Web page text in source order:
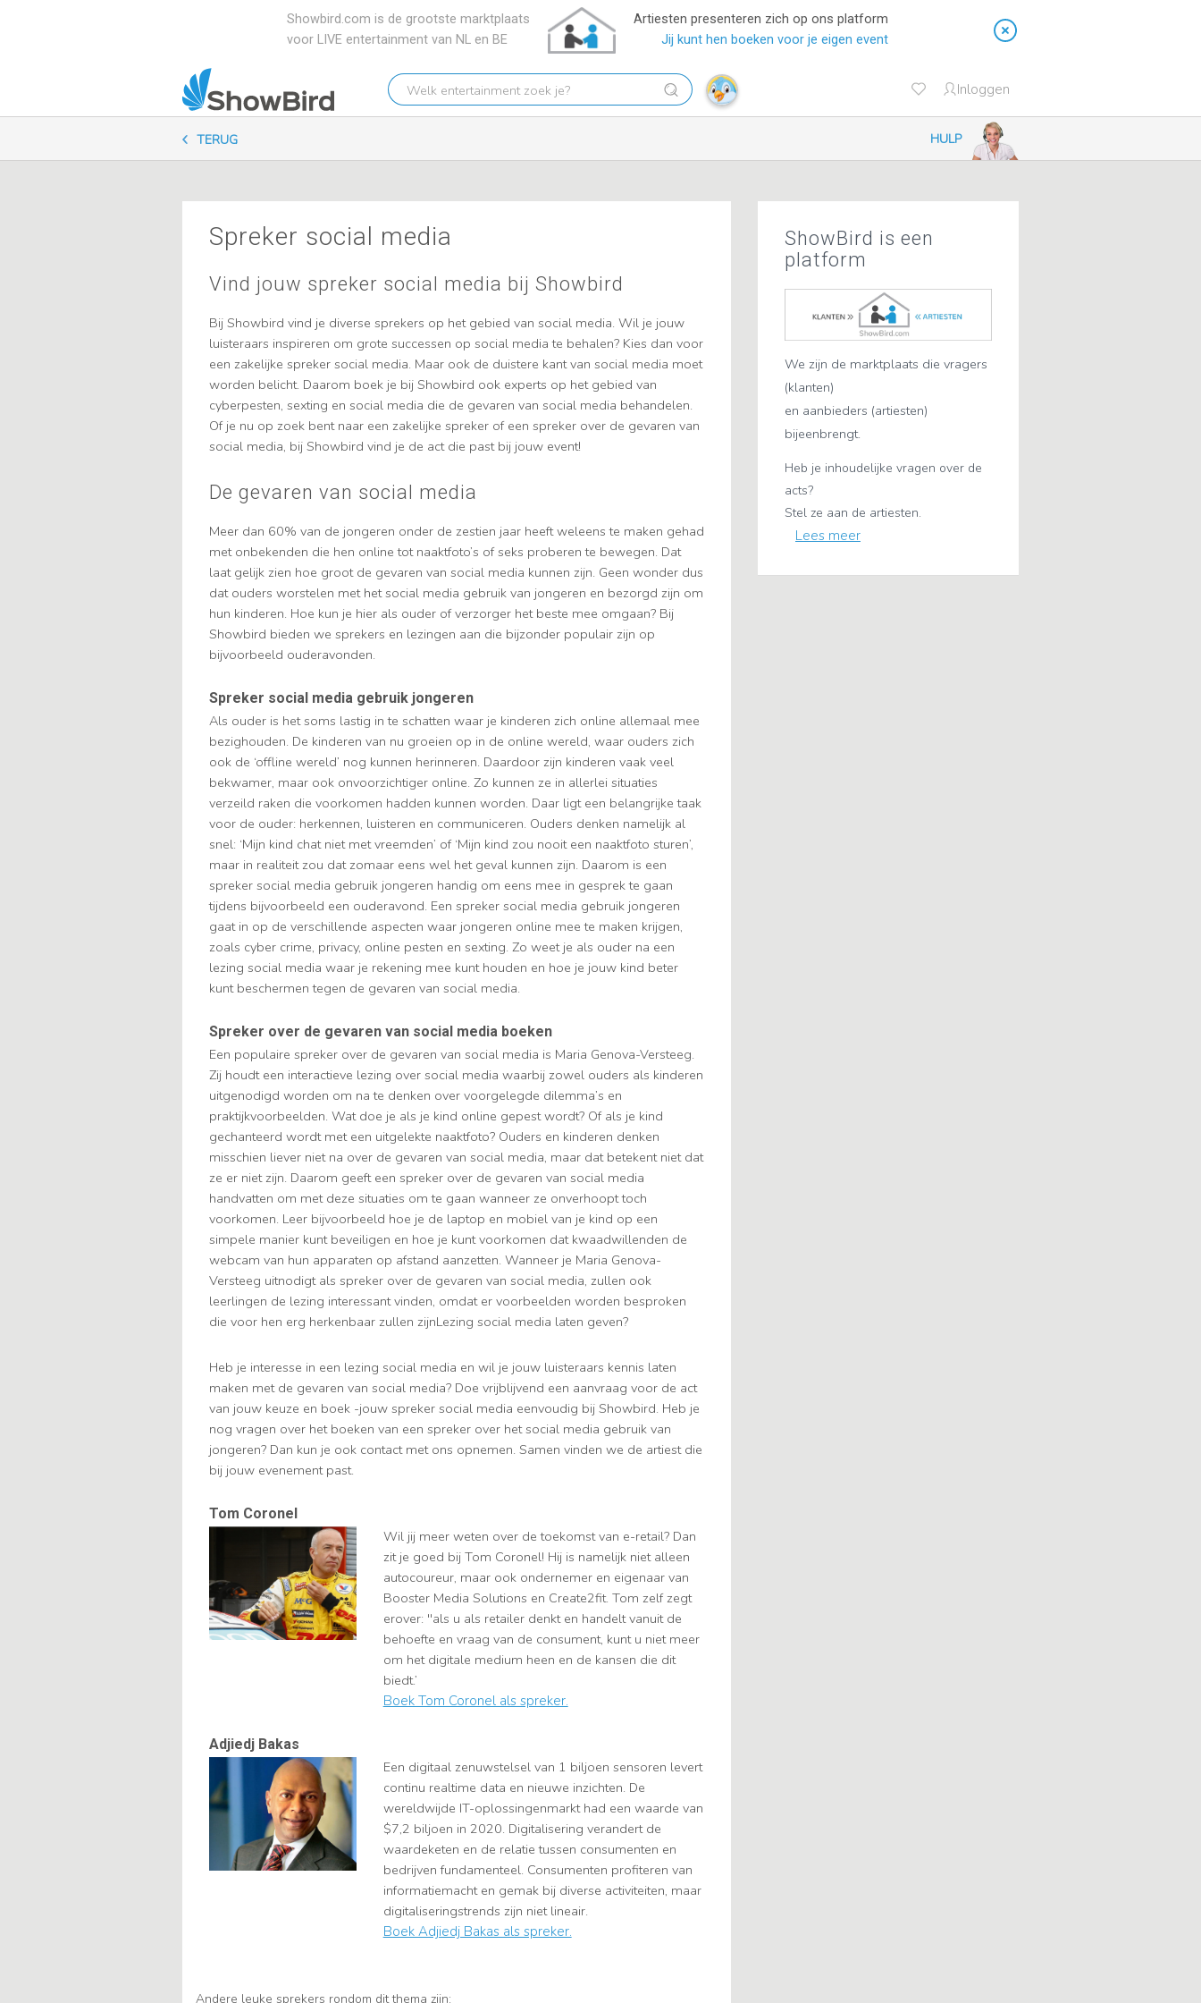
Showbird.com is de grootste marktplaats
voor LIVE entertainment van NL en BE
Artiesten presenteren zich op ons platform
Jij kunt hen boeken voor je eigen event
Welk
entertainment
Inloggen
TERUG HULP
Spreker social media
Vind jouw spreker social media bij Showbird
Bij Showbird vind je diverse sprekers op het gebied van social media. Wil je jouw
luisteraars inspireren om grote successen op social media te behalen? Kies dan voor
een zakelijke spreker social media. Maar ook de duistere kant van social media moet
worden belicht. Daarom boek je bij Showbird ook experts op het gebied van
cyberpesten, sexting en social media die de gevaren van social media behandelen.
Of je nu op zoek bent naar een zakelijke spreker of een spreker over de gevaren van
social media, bij Showbird vind je de act die past bij jouw event!
De gevaren van social media
Meer dan 60% van de jongeren onder de zestien jaar heeft weleens te maken gehad
met onbekenden die hen online tot naaktfoto’s of seks proberen te bewegen. Dat
laat gelijk zien hoe groot de gevaren van social media kunnen zijn. Geen wonder dus
dat ouders worstelen met het social media gebruik van jongeren en bezorgd zijn om
hun kinderen. Hoe kun je hier als ouder of verzorger het beste mee omgaan? Bij
Showbird bieden we sprekers en lezingen aan die bijzonder populair zijn op
bijvoorbeeld ouderavonden.
Spreker social media gebruik jongeren
Als ouder is het soms lastig in te schatten waar je kinderen zich online allemaal mee
bezighouden. De kinderen van nu groeien op in de online wereld, waar ouders zich
ook de ‘offline wereld’ nog kunnen herinneren. Daardoor zijn kinderen vaak veel
bekwamer, maar ook onvoorzichtiger online. Zo kunnen ze in allerlei situaties
verzeild raken die voorkomen hadden kunnen worden. Daar ligt een belangrijke taak
voor de ouder: herkennen, luisteren en communiceren. Ouders denken namelijk al
snel: ‘Mijn kind chat niet met vreemden’ of ‘Mijn kind zou nooit een naaktfoto sturen’,
maar in realiteit zou dat zomaar eens wel het geval kunnen zijn. Daarom is een
spreker social media gebruik jongeren handig om eens mee in gesprek te gaan
tijdens bijvoorbeeld een ouderavond. Een spreker social media gebruik jongeren
gaat in op de verschillende aspecten waar jongeren online mee te maken krijgen,
zoals cyber crime, privacy, online pesten en sexting. Zo weet je als ouder na een
lezing social media waar je rekening mee kunt houden en hoe je jouw kind beter
kunt beschermen tegen de gevaren van social media.
Spreker over de gevaren van social media boeken
Een populaire spreker over de gevaren van social media is Maria Genova-Versteeg.
Zij houdt een interactieve lezing over social media waarbij zowel ouders als kinderen
uitgenodigd worden om na te denken over voorgelegde dilemma’s en
praktijkvoorbeelden. Wat doe je als je kind online gepest wordt? Of als je kind
gechanteerd wordt met een uitgelekte naaktfoto? Ouders en kinderen denken
misschien liever niet na over de gevaren van social media, maar dat betekent niet dat
ze er niet zijn. Daarom geeft een spreker over de gevaren van social media
handvatten om met deze situaties om te gaan wanneer ze onverhoopt toch
voorkomen. Leer bijvoorbeeld hoe je de laptop en mobiel van je kind op een
simpele manier kunt beveiligen en hoe je kunt voorkomen dat kwaadwillenden de
webcam van hun apparaten op afstand aanzetten. Wanneer je Maria Genova-
Versteeg uitnodigt als spreker over de gevaren van social media, zullen ook
leerlingen de lezing interessant vinden, omdat er voorbeelden worden besproken
die voor hen erg herkenbaar zullen zijnLezing social media laten geven?
Heb je interesse in een lezing social media en wil je jouw luisteraars kennis laten
maken met de gevaren van social media? Doe vrijblijvend een aanvraag voor de act
van jouw keuze en boek -jouw spreker social media eenvoudig bij Showbird. Heb je
nog vragen over het boeken van een spreker over het social media gebruik van
jongeren? Dan kun je ook contact met ons opnemen. Samen vinden we de artiest die
bij jouw evenement past.
Tom Coronel
Wil jij meer weten over de toekomst van e-retail? Dan
zit je goed bij Tom Coronel! Hij is namelijk niet alleen
autocoureur, maar ook ondernemer en eigenaar van
Booster Media Solutions en Create2fit. Tom zelf zegt
erover: ''als u als retailer denkt en handelt vanuit de
behoefte en vraag van de consument, kunt u niet meer
om het digitale medium heen en de kansen die dit
biedt.’
Boek Tom Coronel als spreker.
Adjiedj Bakas
Een digitaal zenuwstelsel van 1 biljoen sensoren levert
continu realtime data en nieuwe inzichten. De
wereldwijde IT-oplossingenmarkt had een waarde van
$7,2 biljoen in 2020. Digitalisering verandert de
waardeketen en de relatie tussen consumenten en
bedrijven fundamenteel. Consumenten profiteren van
informatiemacht en gemak bij diverse activiteiten, maar
digitaliseringstrends zijn niet lineair.
Boek Adjiedj Bakas als spreker.
Andere leuke sprekers rondom dit thema zijn:
ShowBird is een
platform
We zijn de marktplaats die vragers
(klanten)
en aanbieders (artiesten)
bijeenbrengt.
Heb je inhoudelijke vragen over de
acts?
Stel ze aan de artiesten.
Lees meer